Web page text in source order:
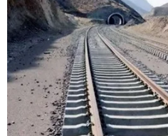
Rang xay càphê bằng phần
nghiệp. (Ảnh:
Đồng hành cùng cộng
cấu trúc quản trị kinh
xuất an toàn, hiệu quả,